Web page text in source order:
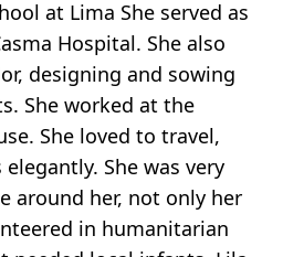
at Lima She served as
Hospital. She also
designing and sowing
She worked at the
She loved to travel,
She was very
around her, not only her
in humanitarian